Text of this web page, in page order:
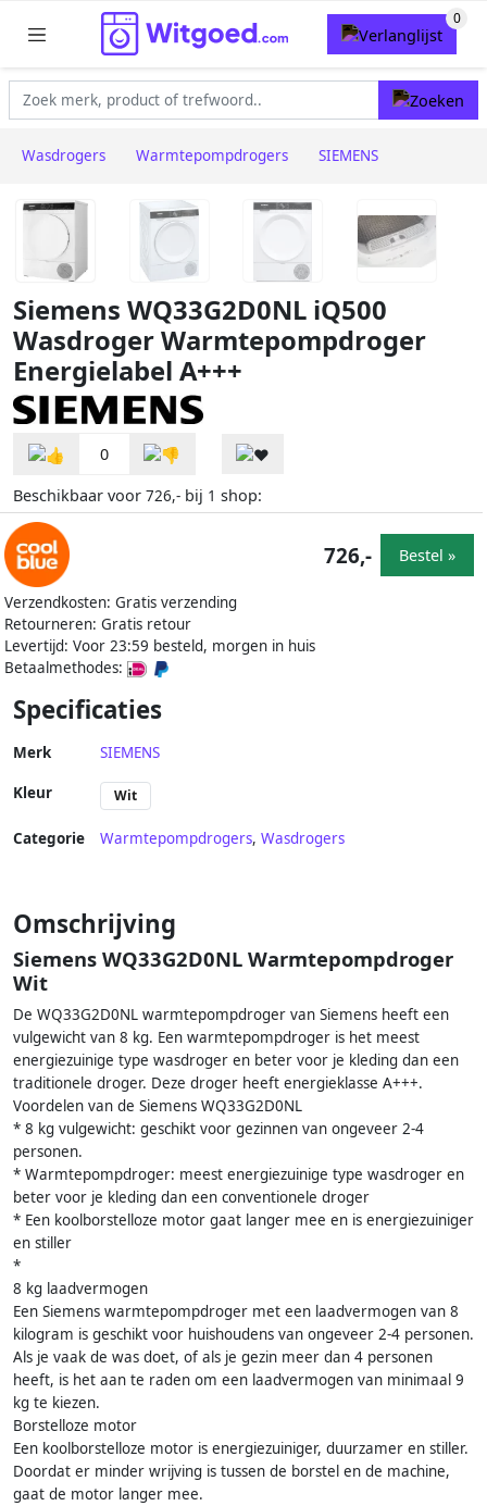
Wasdrogers Warmtepompdrogers SIEMENS
Siemens WQ33G2D0NL iQ500
Wasdroger Warmtepompdroger
Energielabel A+++
0
Beschikbaar voor 726,- bij 1 shop:
Verzendkosten: Gratis verzending
Retourneren: Gratis retour
Levertijd: Voor 23:59 besteld, morgen in huis
Betaalmethodes:
726,- Bestel »
Specificaties
Merk SIEMENS
Kleur Wit
Categorie Warmtepompdrogers, Wasdrogers
Omschrijving
Siemens WQ33G2D0NL Warmtepompdroger
Wit
De WQ33G2D0NL warmtepompdroger van Siemens heeft een
vulgewicht van 8 kg. Een warmtepompdroger is het meest
energiezuinige type wasdroger en beter voor je kleding dan een
traditionele droger. Deze droger heeft energieklasse A+++.
Voordelen van de Siemens WQ33G2D0NL
* 8 kg vulgewicht: geschikt voor gezinnen van ongeveer 2-4
personen.
* Warmtepompdroger: meest energiezuinige type wasdroger en
beter voor je kleding dan een conventionele droger
* Een koolborstelloze motor gaat langer mee en is energiezuiniger
en stiller
*
8 kg laadvermogen
Een Siemens warmtepompdroger met een laadvermogen van 8
kilogram is geschikt voor huishoudens van ongeveer 2-4 personen.
Als je vaak de was doet, of als je gezin meer dan 4 personen
heeft, is het aan te raden om een laadvermogen van minimaal 9
kg te kiezen.
Borstelloze motor
Een koolborstelloze motor is energiezuiniger, duurzamer en stiller.
Doordat er minder wrijving is tussen de borstel en de machine,
gaat de motor langer mee.